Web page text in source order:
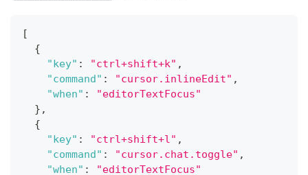
[
{
"key" : "ctrl+shift+k" ,
"command" : "cursor.inlineEdit" ,
"when" :
"editorTextFocus"
} ,
{
"key" : "ctrl+shift+l" ,
"command" : "cursor.chat.toggle" ,
"when" :
"editorTextFocus"